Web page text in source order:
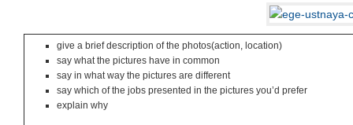
give a brief description of the photos(action, location)
say what the pictures have in common
say in what way the pictures are different
say which of the jobs presented in the pictures you’d prefer
explain why